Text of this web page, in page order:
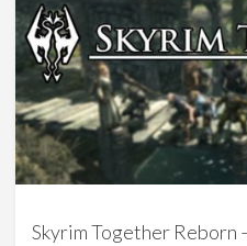
Skyrim Together Reborn